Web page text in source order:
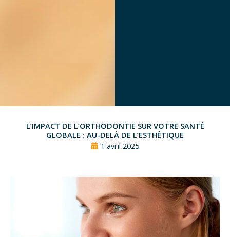
L’IMPACT DE L’ORTHODONTIE SUR VOTRE SANTÉ
GLOBALE : AU-DELÀ DE L’ESTHÉTIQUE
1 avril 2025